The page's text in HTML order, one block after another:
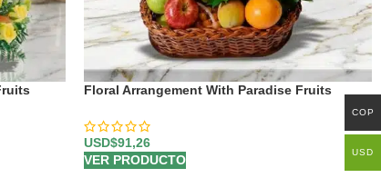
Floral Arrangement With Paradise Fruits
USD$91,26
VER PRODUCTO
COP
USD